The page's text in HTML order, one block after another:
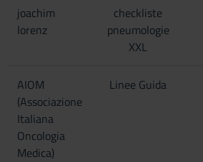
joachim
lorenz
checkliste
pneumologie
XXL
AIOM
(Associazione
Italiana
Oncologia
Medica)
Linee Guida